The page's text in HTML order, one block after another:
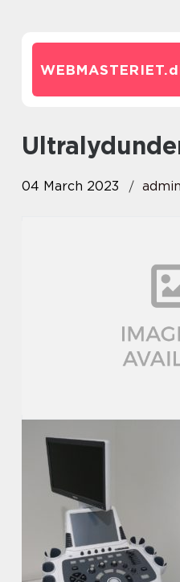
WEBMASTERIET.
04 March 2023 admin